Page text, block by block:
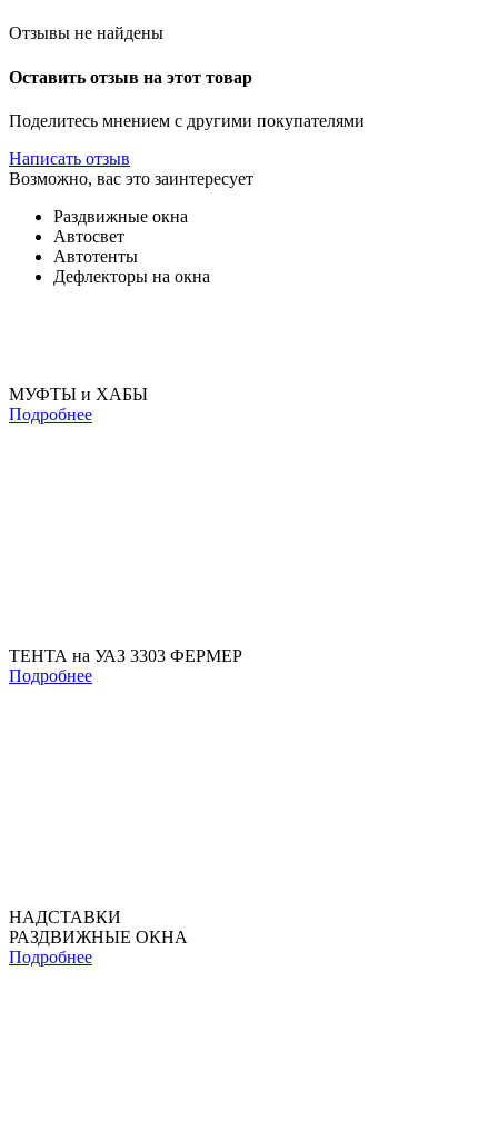
Отзывы не найдены
Оставить отзыв на этот товар
Поделитесь мнением с другими покупателями
Написать отзыв
Возможно, вас это заинтересует
Раздвижные окна
Автосвет
Автотенты
Дефлекторы на окна
МУФТЫ и ХАБЫ
Подробнее
ТЕНТА на УАЗ 3303 ФЕРМЕР
Подробнее
НАДСТАВКИ
РАЗДВИЖНЫЕ ОКНА
Подробнее